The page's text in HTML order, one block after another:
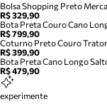
Bolsa Shopping Preto
R$ 329,90
Bota Preta Couro Cano
R$ 799,90
Coturno Preto Couro
R$ 399,90
Bota Preta Cano Longo
R$ 479,90
experimente